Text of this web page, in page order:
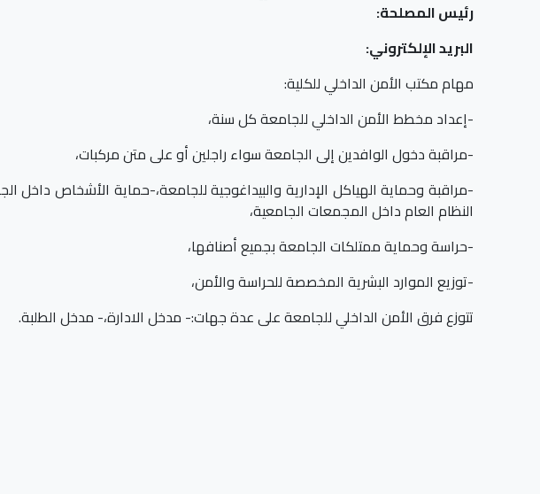
رئيس المصلحة:
البريد الإلكتروني:
مهام مكتب الأمن الداخلي للكلية:
-إعداد مخطط الأمن الداخلي للجامعة كل سنة،
-مراقبة دخول الوافدين إلى الجامعة سواء راجلين أو على متن مركبات،
-مراقبة وحماية الهياكل الإدارية والبيداغوجية للجامعة،-حماية الأشخاص داخل
النظام العام داخل المجمعات الجامعية،
-حراسة وحماية ممتلكات الجامعة بجميع أصنافها،
-توزيع الموارد البشرية المخصصة للحراسة والأمن،
تتوزع فرق الأمن الداخلي للجامعة على عدة جهات:- مدخل الادارة،- مدخل الطلبة.